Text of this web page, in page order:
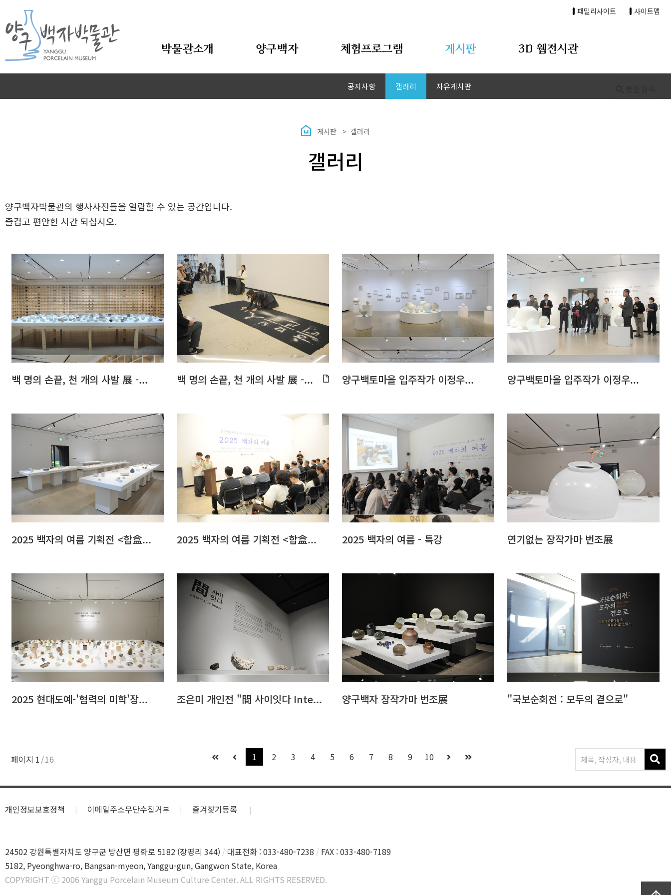
패밀리사이트 사이트맵
박물관소개 양구백자 체험프로그램 게시판
공지사항 갤러리 자유게시판
3D 웹전시관
게시판 갤러리
갤러리
양구백자박물관의 행사사진들을 열람할 수 있는 공간입니다.
즐겁고 편안한 시간 되십시오.
백 명의 손끝, 천 개의 사발 展 -... 백 명의 손끝, 천 개의 사발 展 -... 양구백토마을 입주작가 이정우... 양구백토마을 입주작가 이정우...
2025 백자의 여름 기획전 <합盒... 2025 백자의 여름 기획전 <합盒... 2025 백자의 여름 - 특강 연기없는 장작가마 번조展
2025 현대도예-'협력의 미학'장... 조은미 개인전 "間 사이잇다 Inte... 양구백자 장작가마 번조展 "국보순회전 : 모두의 곁으로"
페이지 1 16 1 2 3 4 5 6 7 8 9 10
개인정보보호정책 이메일주소무단수집거부 즐겨찾기등록
24502 강원특별자치도 양구군 방산면 평화로 5182 (장평리 344) 대표전화 : 033-480-7238
FAX : 033-480-7189
5182, Pyeonghwa-ro, Bangsan-myeon, Yanggu-gun, Gangwon State, Korea
COPYRIGHT ⓒ 2006 Yanggu Porcelain Museum Culture Center. ALL RIGHTS RESERVED.